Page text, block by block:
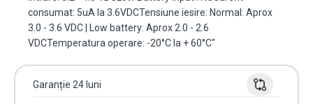
consumat: 5uA la 3.6VDCTensiune iesire: Normal: Aprox
3.0 - 3.6 VDC | Low battery: Aprox 2.0 - 2.6
VDCTemperatura operare: -20°C la + 60°C"
Garanție 24 luni